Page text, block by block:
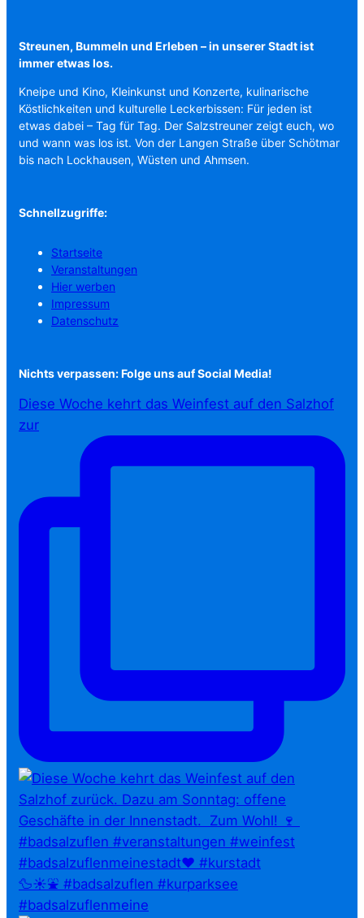
Streunen, Bummeln und Erleben – in unserer Stadt ist
immer etwas los.
Kneipe und Kino, Kleinkunst und Konzerte, kulinarische
Köstlichkeiten und kulturelle Leckerbissen: Für jeden ist
etwas dabei – Tag für Tag. Der Salzstreuner zeigt euch, wo
und wann was los ist. Von der Langen Straße über Schötmar
bis nach Lockhausen, Wüsten und Ahmsen.
Schnellzugriffe:
Startseite
Veranstaltungen
Hier werben
Impressum
Datenschutz
Nichts verpassen: Folge uns auf Social Media!
Diese Woche kehrt das Weinfest auf den Salzhof
zur
🦆☀️⛲ #badsalzuflen #kurparksee
#badsalzuflenmeine